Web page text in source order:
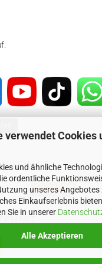
verwendet Cookies
und ähnliche
ordentliche
unseres Angebotes
Einkaufserlebnis
Sie in unserer
Alle Akzeptieren
MIT